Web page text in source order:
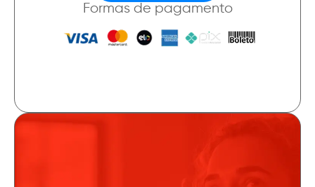
Formas de pagamento